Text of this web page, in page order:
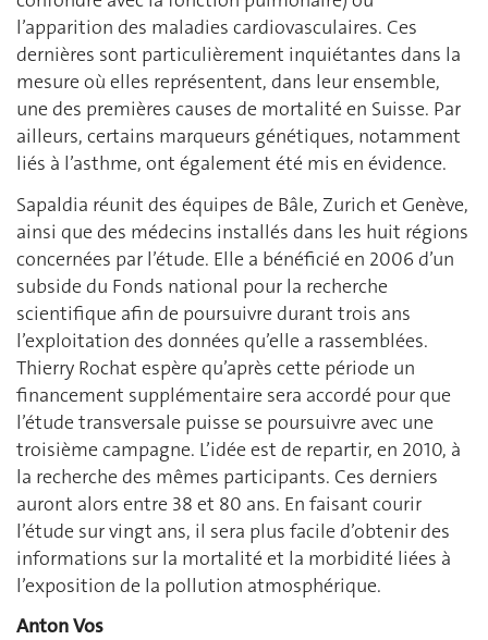
l’apparition des maladies cardiovasculaires. Ces
dernières sont particulièrement inquiétantes dans la
mesure où elles représentent, dans leur ensemble,
une des premières causes de mortalité en Suisse. Par
ailleurs, certains marqueurs génétiques, notamment
liés à l’asthme, ont également été mis en évidence.
Sapaldia réunit des équipes de Bâle, Zurich et Genève,
ainsi que des médecins installés dans les huit régions
concernées par l’étude. Elle a bénéficié en 2006 d’un
subside du Fonds national pour la recherche
scientifique afin de poursuivre durant trois ans
l’exploitation des données qu’elle a rassemblées.
Thierry Rochat espère qu’après cette période un
financement supplémentaire sera accordé pour que
l’étude transversale puisse se poursuivre avec une
troisième campagne. L’idée est de repartir, en 2010, à
la recherche des mêmes participants. Ces derniers
auront alors entre 38 et 80 ans. En faisant courir
l’étude sur vingt ans, il sera plus facile d’obtenir des
informations sur la mortalité et la morbidité liées à
l’exposition de la pollution atmosphérique.
Anton Vos